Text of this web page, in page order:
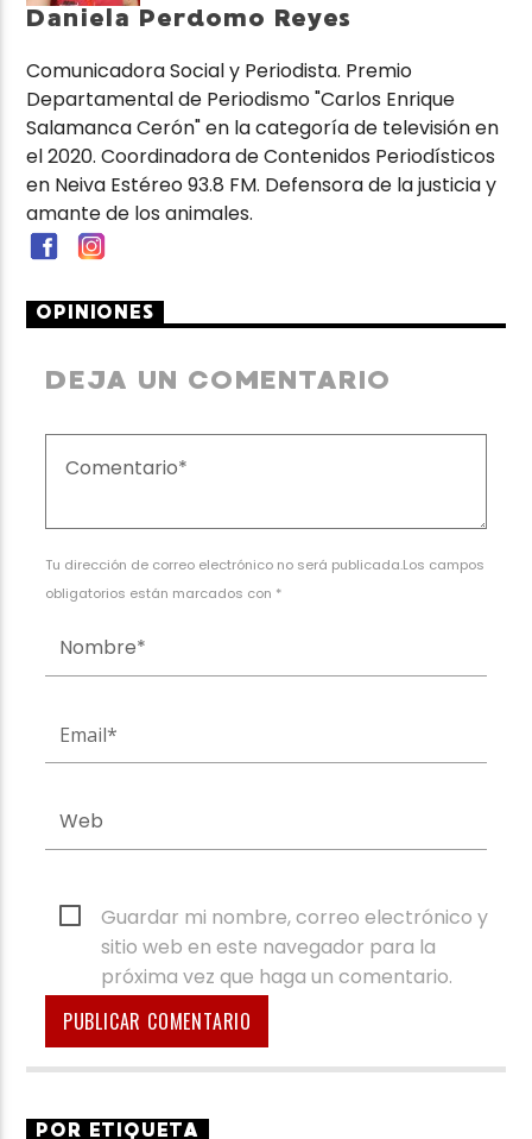
Daniela Perdomo Reyes
Comunicadora Social y Periodista. Premio
Departamental de Periodismo "Carlos Enrique
Salamanca Cerón" en la categoría de televisión en
el 2020. Coordinadora de Contenidos Periodísticos
en Neiva Estéreo 93.8 FM. Defensora de la justicia y
amante de los animales.
OPINIONES
DEJA UN COMENTARIO
Tu dirección de correo electrónico no será publicada.Los campos
obligatorios están marcados con *
Guardar mi nombre, correo electrónico y
sitio web en este navegador para la
próxima vez que haga un comentario.
POR ETIQUETA